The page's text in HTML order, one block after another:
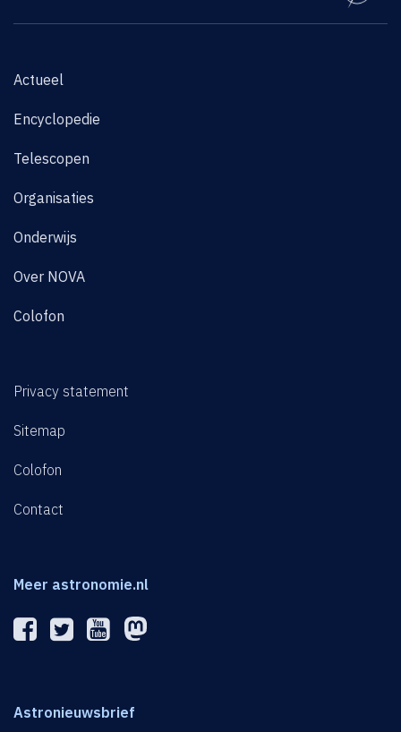
Actueel
Encyclopedie
Telescopen
Organisaties
Onderwijs
Over NOVA
Colofon
Privacy statement
Sitemap
Colofon
Contact
Meer astronomie.nl
Astronieuwsbrief